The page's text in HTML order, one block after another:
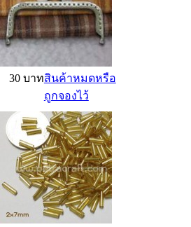
30 บาทสินค้าหมดหรือ
ถูกจองไว้